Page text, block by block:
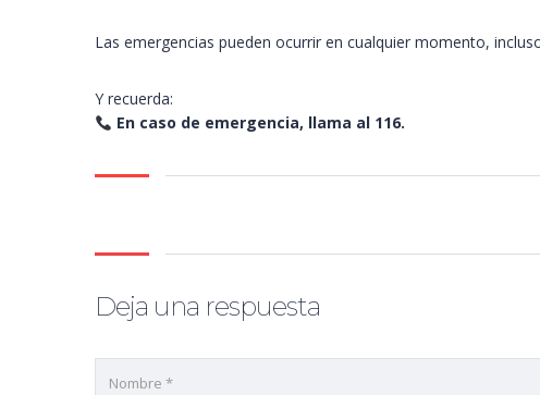
Las emergencias pueden ocurrir en cualquier momento,
Y recuerda:
En caso de emergencia, llama al 116.
Deja una respuesta